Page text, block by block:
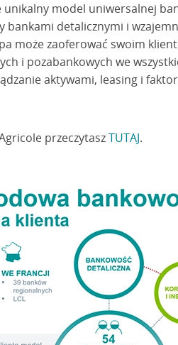
model uniwersalnej
bankami detalicznymi i
może zaoferować swoim
i pozabankowych we
aktywami, leasing i
przeczytaszTUTAJ.